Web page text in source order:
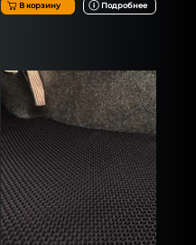
В корзину Подробнее